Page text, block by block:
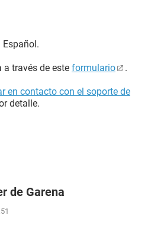
Español.
a través de este formulario .
en contacto con el soporte de
detalle.
de Garena